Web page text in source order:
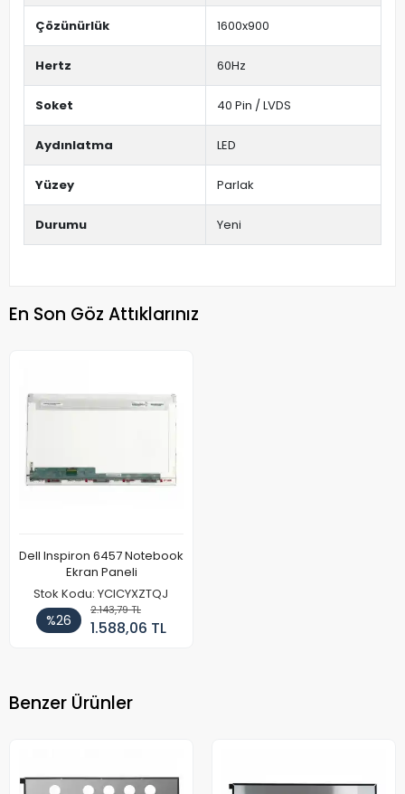
Çözünürlük 1600x900
Hertz 60Hz
Soket 40 Pin / LVDS
Aydınlatma LED
Yüzey Parlak
Durumu Yeni
En Son Göz Attıklarınız
Dell Inspiron 6457 Notebook
Ekran Paneli
Stok Kodu: YCICYXZTQJ
%26
2.143,79 TL
1.588,06 TL
Benzer Ürünler